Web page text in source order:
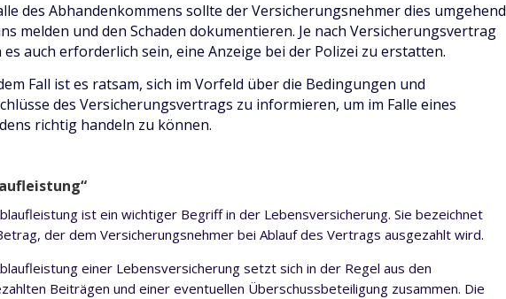
des Abhandenkommens sollte der Versicherungsnehmer dies umgehend
melden und den Schaden dokumentieren. Je nach Versicherungsvertrag
es auch erforderlich sein, eine Anzeige bei der Polizei zu erstatten.
Fall ist es ratsam, sich im Vorfeld über die Bedingungen und
des Versicherungsvertrags zu informieren, um im Falle eines
richtig handeln zu können.
ist ein wichtiger Begriff in der Lebensversicherung. Sie bezeichnet
der dem Versicherungsnehmer bei Ablauf des Vertrags ausgezahlt wird.
einer Lebensversicherung setzt sich in der Regel aus den
Beiträgen und einer eventuellen Überschussbeteiligung zusammen. Die